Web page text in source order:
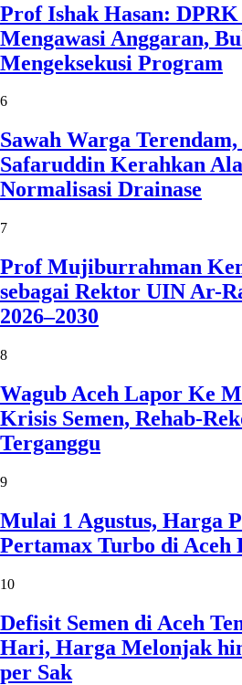
Prof Ishak Hasan:
Mengawasi Anggaran,
Mengeksekusi Program
6
Sawah Warga
Safaruddin Kerahkan
Normalisasi Drainase
7
Prof Mujiburrahman
sebagai Rektor UIN Ar-
2026–2030
8
Wagub Aceh Lapor Ke
Krisis Semen, Rehab-
Terganggu
9
Mulai 1 Agustus, Harga
Pertamax Turbo di Aceh
10
Defisit Semen di Aceh
Hari, Harga Melonjak
per Sak